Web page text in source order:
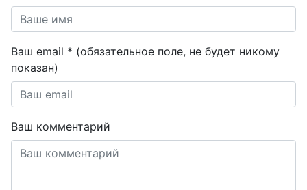
Ваш email * (обязательное поле, не будет никому
показан)
Ваш комментарий